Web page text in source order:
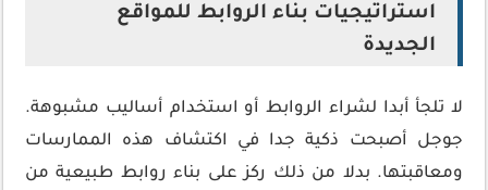
استراتيجيات بناء الروابط للمواقع
الجديدة
لا تلجأ أبدا لشراء الروابط أو استخدام أساليب مشبوهة.
جوجل أصبحت ذكية جدا في اكتشاف هذه الممارسات
ومعاقبتها. بدلا من ذلك ركز على بناء روابط طبيعية من